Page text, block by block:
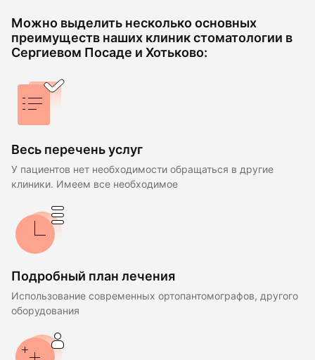
Можно выделить несколько основных
преимуществ наших клиник стоматологии в
Сергиевом Посаде и Хотьково:
Весь перечень услуг
У пациентов нет необходимости обращаться в другие
клиники. Имеем все необходимое
Подробный план лечения
Использование современных ортопантомографов, другого
оборудования